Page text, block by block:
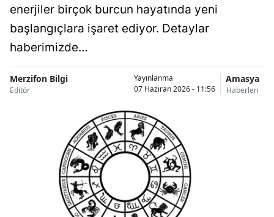
enerjiler birçok burcun hayatında yeni
başlangıçlara işaret ediyor. Detaylar
haberimizde…
Merzifon Bilgi
Editör
Yayınlanma
07 Haziran 2026 - 11:56
Amasya
Haberleri